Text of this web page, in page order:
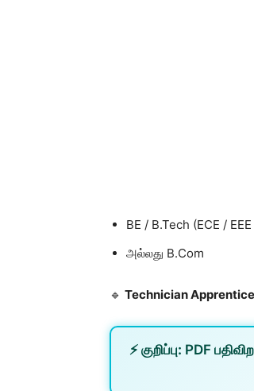
BE / B.Tech (ECE /
அல்லது B.Com
🔹 Technician
⚡ குறிப்பு: PDF